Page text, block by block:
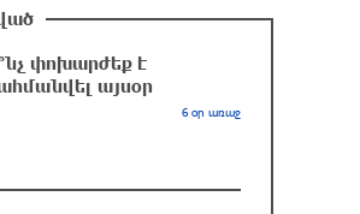
է մասնակցել
զգուշացում
Լիբանանում պայթյունի
զոհվել է առնվազն երկու
զինծառայող
փոխարժեք է
այսօր
6 օր առաջ